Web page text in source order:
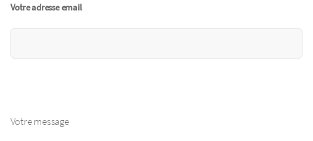
Votre adresse email
Votre message